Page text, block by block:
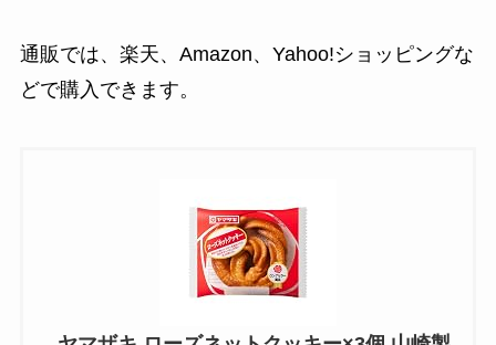
通販では、楽天、Amazon、Yahoo!ショッピングな
どで購入できます。